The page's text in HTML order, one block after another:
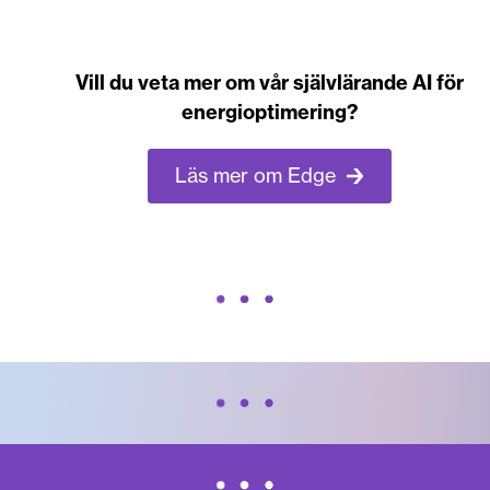
Vill du veta mer om vår självlärande AI för
energioptimering?
Läs mer om Edge